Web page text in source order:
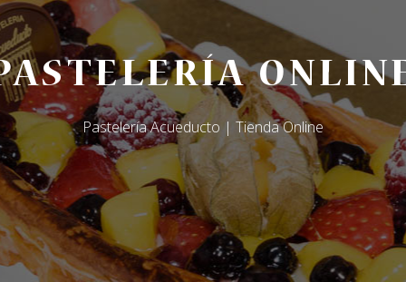
Pastelería Acueducto | Tienda Online